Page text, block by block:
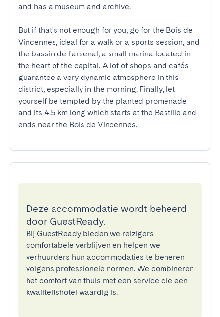
and has a museum and archive.
But if that's not enough for you, go for the Bois de
Vincennes, ideal for a walk or a sports session, and
the bassin de l'arsenal, a small marina located in
the heart of the capital. A lot of shops and cafés
guarantee a very dynamic atmosphere in this
district, especially in the morning. Finally, let
yourself be tempted by the planted promenade
and its 4.5 km long which starts at the Bastille and
ends near the Bois de Vincennes.
Deze accommodatie wordt beheerd
door GuestReady.
Bij GuestReady bieden we reizigers
comfortabele verblijven en helpen we
verhuurders hun accommodaties te beheren
volgens professionele normen. We combineren
het comfort van thuis met een service die een
kwaliteitshotel waardig is.